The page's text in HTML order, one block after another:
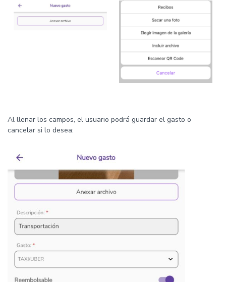
Al llenar los campos, el usuario podrá guardar el gasto o
cancelar si lo desea: